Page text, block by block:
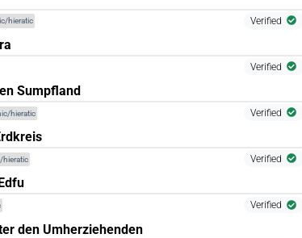
hieratic Verified
Verified
Sumpfland
hieratic Verified
hieratic Verified
Verified
den Umherziehenden